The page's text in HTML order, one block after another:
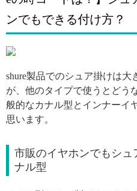
ンでもできる付け方？
引用: https://i.pinimg.com/564x/ea/cd/cb/
shure製品でのシュア掛けは
が、他のタイプで使うとどう
般的なカナル型とインナーイ
思います。
市販のイヤホンでもシ
ナル型